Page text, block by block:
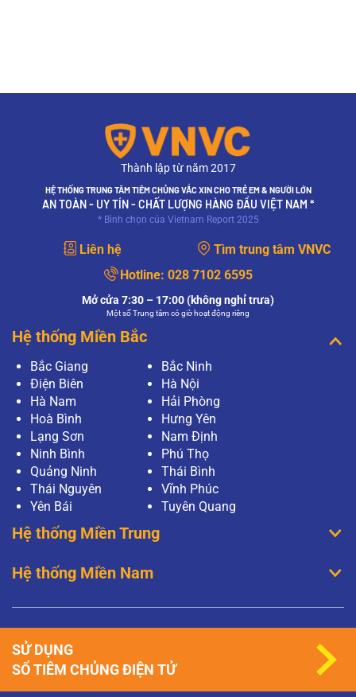
Thành lập từ năm 2017
HỆ THỐNG TRUNG TÂM TIÊM CHỦNG VẮC XIN CHO TRẺ EM & NGƯỜI LỚN
AN TOÀN - UY TÍN - CHẤT LƯỢNG HÀNG ĐẦU VIỆT NAM *
* Bình chọn của Vietnam Report 2025
Liên hệ
Tìm trung tâm VNVC
Hotline: 028 7102 6595
Mở cửa 7:30 – 17:00 (không nghỉ trưa)
Một số Trung tâm có giờ hoạt động riêng
Hệ thống Miền Bắc
Bắc Giang
Bắc Ninh
Điện Biên
Hà Nội
Hà Nam
Hải Phòng
Hoà Bình
Hưng Yên
Lạng Sơn
Nam Định
Ninh Bình
Phú Thọ
Quảng Ninh
Thái Bình
Thái Nguyên
Vĩnh Phúc
Yên Bái
Tuyên Quang
Hệ thống Miền Trung
Hệ thống Miền Nam
SỬ DỤNG
SỔ TIÊM CHỦNG ĐIỆN TỬ